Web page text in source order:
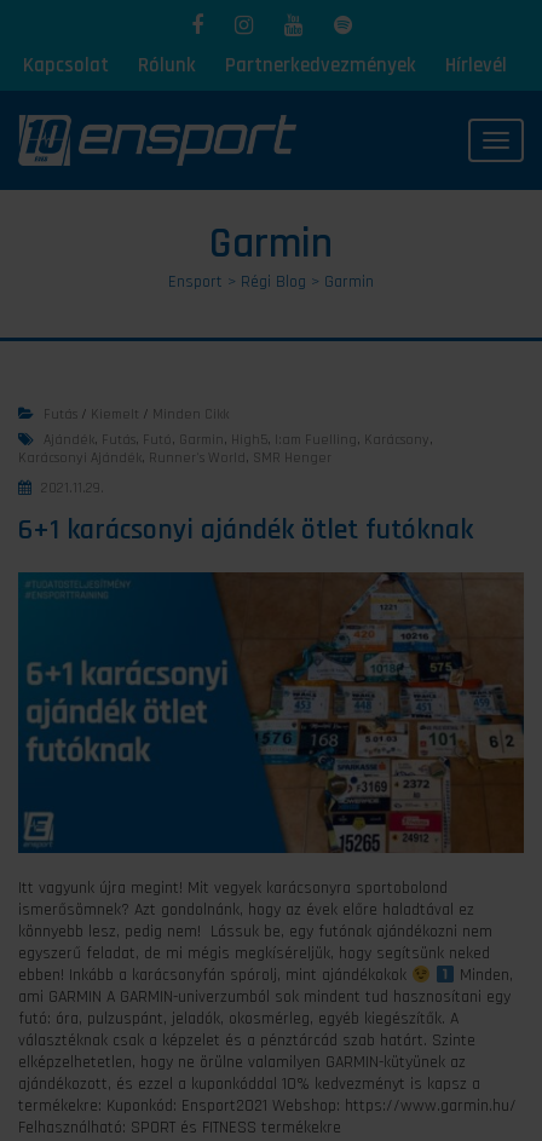
Kapcsolat Rólunk Partnerkedvezmények Hírlevél
Garmin
Ensport > Régi Blog > Garmin
Futás / Kiemelt / Minden Cikk
Ajándék, Futás, Futó , Garmin , High5 , I:am Fuelling, Karácsony,
Karácsonyi Ajándék, Runner's World, SMR Henger
2021.11.29.
6+1 karácsonyi ajándék ötlet futóknak
Itt vagyunk újra megint! Mit vegyek karácsonyra sportobolond
ismerősömnek? Azt gondolnánk, hogy az évek előre haladtával ez
könnyebb lesz, pedig nem! Lássuk be, egy futónak ajándékozni nem
egyszerű feladat, de mi mégis megkíséreljük, hogy segítsünk neked
ebben! Inkább a karácsonyfán spórolj, mint ajándékokok
Minden,
ami GARMIN A GARMIN-univerzumból sok mindent tud hasznosítani egy
futó: óra, pulzuspánt, jeladók, okosmérleg, egyéb kiegészítők. A
választéknak csak a képzelet és a pénztárcád szab határt. Szinte
elképzelhetetlen, hogy ne örülne valamilyen GARMIN-kütyünek az
ajándékozott, és ezzel a kuponkóddal 10% kedvezményt is kapsz a
termékekre: Kuponkód: Ensport2021 Webshop: https://www.garmin.hu/
Felhasználható: SPORT és FITNESS termékekre